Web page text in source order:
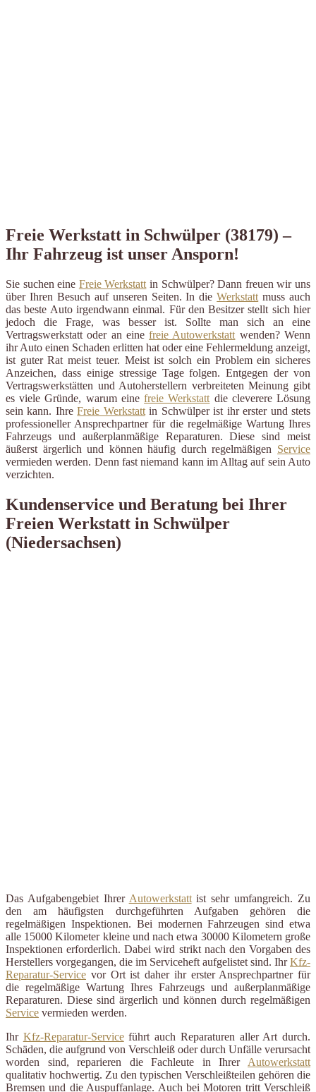
Freie Werkstatt in Schwülper (38179) –
Ihr Fahrzeug ist unser Ansporn!
Sie suchen eine Freie Werkstatt in Schwülper? Dann freuen wir uns
über Ihren Besuch auf unseren Seiten. In dieWerkstatt muss auch
das beste Auto irgendwann einmal. Für den Besitzer stellt sich hier
jedoch die Frage, was besser ist. Sollte man sich an eine
Vertragswerkstatt oder an einefreie Autowerkstatt wenden? Wenn
ihr Auto einen Schaden erlitten hat oder eine Fehlermeldung anzeigt,
ist guter Rat meist teuer. Meist ist solch ein Problem ein sicheres
Anzeichen, dass einige stressige Tage folgen. Entgegen der von
Vertragswerkstätten und Autoherstellern verbreiteten Meinung gibt
es viele Gründe, warum einefreie Werkstatt die cleverere Lösung
sein kann. IhreFreie Werkstattin Schwülper ist ihr erster und stets
professioneller Ansprechpartner für die regelmäßige Wartung Ihres
Fahrzeugs und außerplanmäßige Reparaturen. Diese sind meist
äußerst ärgerlich und können häufig durch regelmäßigen Service
vermieden werden. Denn fast niemand kann im Alltag auf sein Auto
verzichten.
Kundenservice und Beratung bei Ihrer
Freien Werkstatt in Schwülper
(Niedersachsen)
Das Aufgabengebiet Ihrer Autowerkstattist sehr umfangreich. Zu
den am häufigsten durchgeführten Aufgaben gehören die
regelmäßigen Inspektionen. Bei modernen Fahrzeugen sind etwa
alle 15000 Kilometer kleine und nach etwa 30000 Kilometern große
Inspektionen erforderlich. Dabei wird strikt nach den Vorgaben des
Herstellers vorgegangen, die im Serviceheft aufgelistet sind. IhrKfz-
Reparatur-Service vor Ort ist daher ihr erster Ansprechpartner für
die regelmäßige Wartung Ihres Fahrzeugs und außerplanmäßige
Reparaturen. Diese sind ärgerlich und können durch regelmäßigen
Service vermieden werden.
Ihr Kfz-Reparatur-Serviceführt auch Reparaturen aller Art durch.
Schäden, die aufgrund von Verschleiß oder durch Unfälle verursacht
worden sind, reparieren die Fachleute in Ihrer Autowerkstatt
qualitativ hochwertig. Zu den typischen Verschleißteilen gehören die
Bremsen und die Auspuffanlage. Auch bei Motoren tritt Verschleiß